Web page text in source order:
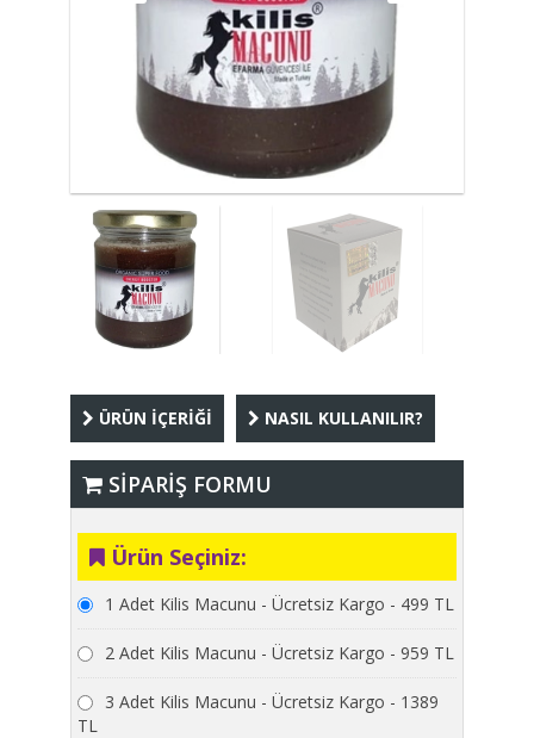
ÜRÜN İÇERİĞİ NASIL KULLANILIR?
SİPARİŞ FORMU
Ürün Seçiniz:
1 Adet Kilis Macunu - Ücretsiz Kargo - 499 TL
2 Adet Kilis Macunu - Ücretsiz Kargo - 959 TL
3 Adet Kilis Macunu - Ücretsiz Kargo - 1389
TL